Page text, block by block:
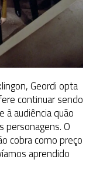
Geordi opta
continuar sendo
à audiência quão
personagens. O
cobra como preço
aprendido